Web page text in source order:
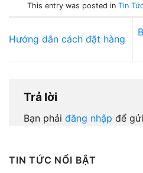
TIN TỨC NỔI BẬT
This entry was posted in Tin
Hướng dẫn cách đặt hàng
Trả lời
Bạn phải đăng nhập để